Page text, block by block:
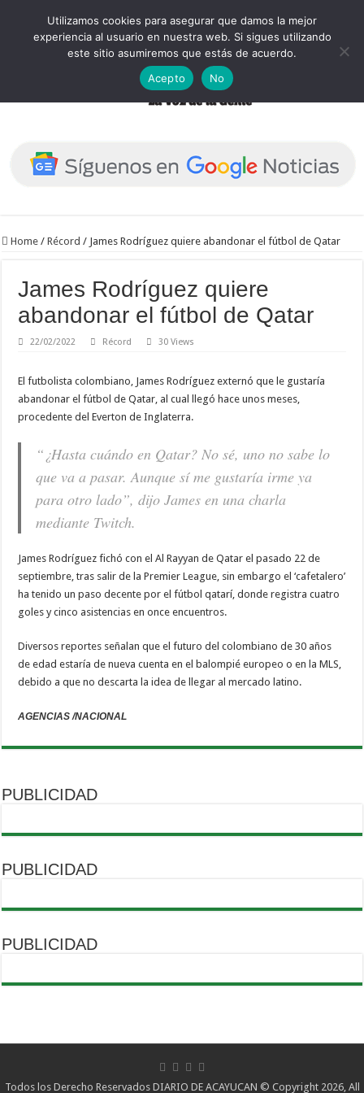
Home / Récord / James Rodríguez quiere abandonar el fútbol de Qatar
James Rodríguez quiere
abandonar el fútbol de Qatar
22/02/2022 Récord 30 Views
El futbolista colombiano, James Rodríguez externó que le gustaría
abandonar el fútbol de Qatar, al cual llegó hace unos meses,
procedente del Everton de Inglaterra.
“¿Hasta cuándo en Qatar? No sé, uno no sabe lo
que va a pasar. Aunque sí me gustaría irme ya
para otro lado”, dijo James en una charla
mediante Twitch.
James Rodríguez fichó con el Al Rayyan de Qatar el pasado 22 de
septiembre, tras salir de la Premier League, sin embargo el ‘cafetalero’
ha tenido un paso decente por el fútbol qatarí, donde registra cuatro
goles y cinco asistencias en once encuentros.
Diversos reportes señalan que el futuro del colombiano de 30 años
de edad estaría de nueva cuenta en el balompié europeo o en la MLS,
debido a que no descarta la idea de llegar al mercado latino.
AGENCIAS /NACIONAL
PUBLICIDAD
PUBLICIDAD
PUBLICIDAD
Todos los Derecho Reservados DIARIO DE ACAYUCAN © Copyright 2026, All
Utilizamos cookies para asegurar que damos la mejor
experiencia al usuario en nuestra web. Si sigues utilizando
este sitio asumiremos que estás de acuerdo.
Acepto
No